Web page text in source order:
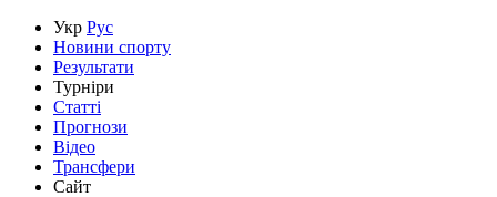
Укр Рус
Новини спорту
Результати
Турніри
Статті
Прогнози
Відео
Трансфери
Сайт